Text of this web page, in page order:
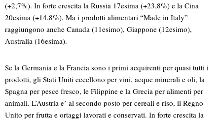
(+2,7%). In forte crescita la Russia 17esima (+23,8%) e la Cina
20esima (+14,8%). Ma i prodotti alimentari “Made in Italy”
raggiungono anche Canada (11esimo), Giappone (12esimo),
Australia (16esima).
Se la Germania e la Francia sono i primi acquirenti per quasi tutti i
prodotti, gli Stati Uniti eccellono per vini, acque minerali e oli, la
Spagna per pesce fresco, le Filippine e la Grecia per alimenti per
animali. L’Austria e’ al secondo posto per cereali e riso, il Regno
Unito per frutta e ortaggi lavorati e conservati. In forte crescita la